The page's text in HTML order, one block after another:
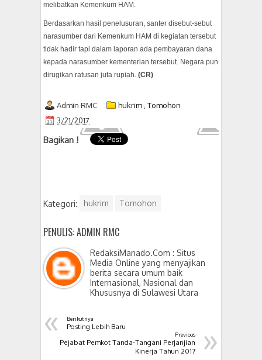
melibatkan Kemenkum HAM.
Berdasarkan hasil penelusuran, santer disebut-sebut
narasumber dari Kemenkum HAM di kegiatan tersebut
tidak hadir tapi dalam laporan ada pembayaran dana
kepada narasumber kementerian tersebut. Negara pun
dirugikan ratusan juta rupiah. (CR)
Admin RMC hukrim Tomohon
3/21/2017
Bagikan !
Kategori: hukrim Tomohon
PENULIS: ADMIN RMC
RedaksiManado.Com : Situs
Media Online yang menyajikan
berita secara umum baik
Internasional, Nasional dan
Khususnya di Sulawesi Utara
« Berikutnya
Posting Lebih Baru »
Previous
Pejabat Pemkot Tanda-Tangani Perjanjian
Kinerja Tahun 2017